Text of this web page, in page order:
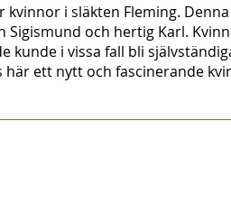
i släkten Fleming.
och hertig Karl.
i vissa fall bli
ett nytt och fascinerande